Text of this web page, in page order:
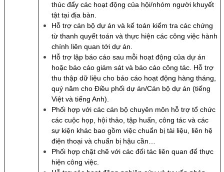
thúc đẩy các hoạt động của hội/nhóm người khuyết
tật tại địa bàn.
Hỗ trợ cán bộ dự án và kế toán kiểm tra các chứng
từ thanh quyết toán và thực hiện các công việc hành
chính liên quan tới dự án.
Hỗ trợ lập báo cáo sau mỗi hoạt động của dự án
hoặc báo cáo giám sát và báo cáo công tác. Hỗ trợ
thu thập dữ liệu cho báo cáo hoạt động hàng tháng,
quý năm cho Điều phối dự án/Cán bộ dự án (tiếng
Việt và tiếng Anh).
Phối hợp với các cán bộ chuyên môn hỗ trợ tổ chức
các cuộc họp, hội thảo, tập huấn, công tác và các
sự kiện khác bao gồm việc chuẩn bị tài liệu, liên hệ
điện thoại và chuẩn bị hậu cần…
Phối hợp chặt chẽ với các đối tác liên quan để thực
hiện công việc.